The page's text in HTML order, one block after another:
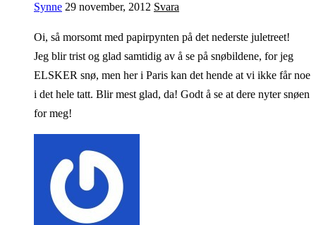
Synne 29 november, 2012 Svara
Oi, så morsomt med papirpynten på det nederste juletreet!
Jeg blir trist og glad samtidig av å se på snøbildene, for jeg
ELSKER snø, men her i Paris kan det hende at vi ikke får noe
i det hele tatt. Blir mest glad, da! Godt å se at dere nyter snøen
for meg!